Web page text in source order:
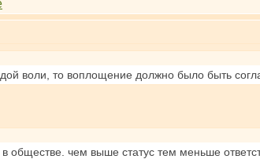
воли, то воплощение должно было быть
обществе. чем выше статус тем меньше